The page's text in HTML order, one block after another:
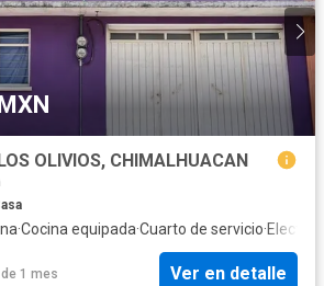
OLIVIOS, CHIMALHUACAN
·Cocina equipada·Cuarto de servicio·
1 mes Ver en detalle